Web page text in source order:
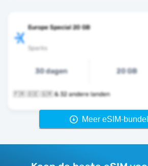
Europe Special 20 GB
Sparks
30 dagen 20 GB
🇫🇷 🇩🇪 🇬🇷 & 32 andere landen
Meer eSIM-